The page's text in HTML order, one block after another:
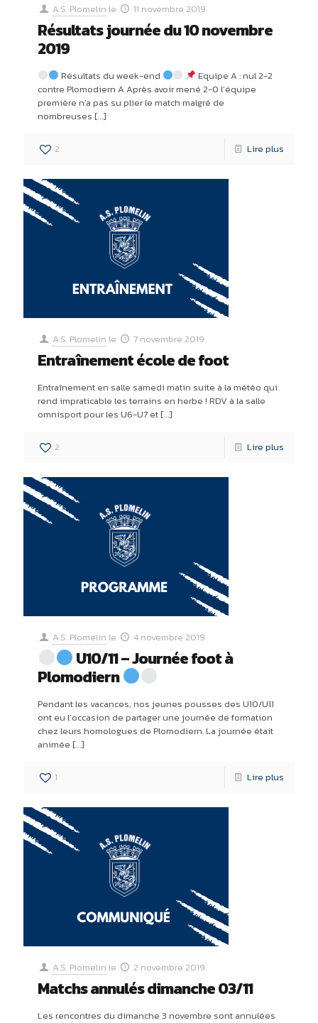
A.S. Plomelin le 11 novembre 2019
Résultats journée du 10 novembre
2019
Résultats du week-end
Equipe A : nul 2-2
contre Plomodiern A Après avoir mené 2-0 l’équipe
première n’a pas su plier le match malgré de
nombreuses […]
2 Lire plus
A.S. Plomelin le 7 novembre 2019
Entraînement école de foot
Entraînement en salle samedi matin suite à la météo qui
rend impraticable les terrains en herbe ! RDV à la salle
omnisport pour les U6-U7 et […]
2 Lire plus
A.S. Plomelin le 4 novembre 2019
U10/11 – Journée foot à
Plomodiern
Pendant les vacances, nos jeunes pousses des U10/U11
ont eu l’occasion de partager une journée de formation
chez leurs homologues de Plomodiern. La journée était
animée […]
1 Lire plus
A.S. Plomelin le 2 novembre 2019
Matchs annulés dimanche 03/11
Les rencontres du dimanche 3 novembre sont annulées